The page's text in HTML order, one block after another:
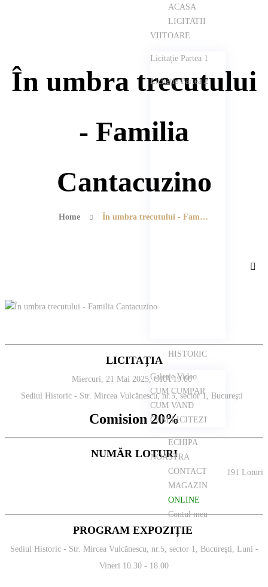
ACASA
LICITATII
VIITOARE
Licitație Partea 1
Licitație Partea 2
HISTORIC
Galerie Video
CUM CUMPAR
CUM VAND
CUM LICITEZI
ECHIPA
NOASTRA
CONTACT
MAGAZIN
ONLINE
Contul meu
În umbra trecutului
- Familia
Cantacuzino
Home În umbra trecutului - Familia Cantacuzino
LICITAȚIA
Miercuri, 21 Mai 2025, ORA 19:00
Sediul Historic - Str. Mircea Vulcănescu, nr.5, sector 1, Bucureşti
Comision 20%
NUMĂR LOTURI
191 Loturi
PROGRAM EXPOZIȚIE
Sediul Historic - Str. Mircea Vulcănescu, nr.5, sector 1, Bucureşti, Luni -
Vineri 10.30 - 18.00